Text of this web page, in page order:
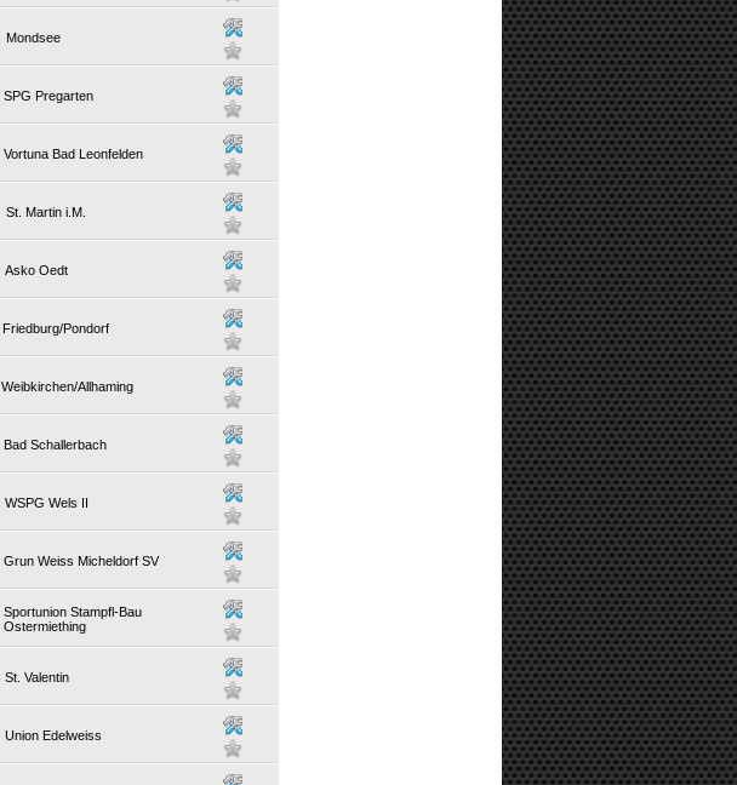
Mondsee
SPG Pregarten
Vortuna Bad Leonfelden
St. Martin i.M.
Asko Oedt
Friedburg/Pondorf
Weibkirchen/Allhaming
Bad Schallerbach
WSPG Wels II
Grun Weiss Micheldorf SV
Sportunion Stampfl-Bau
Ostermiething
St. Valentin
Union Edelweiss